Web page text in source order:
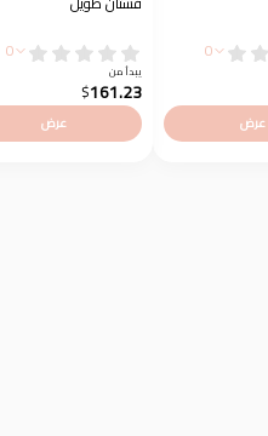
0
عرض
0
يبدأ من
161.23
$
عرض